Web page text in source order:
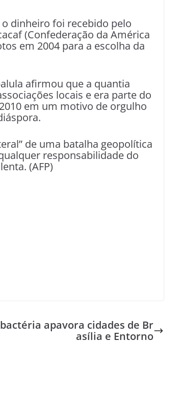
dinheiro foi recebido pelo
(Confederação da América
em 2004 para a escolha da
afirmou que a quantia
locais e era parte do
em um motivo de orgulho
de uma batalha geopolítica
responsabilidade do
(AFP)
apavora cidades de Br
asília e Entorno